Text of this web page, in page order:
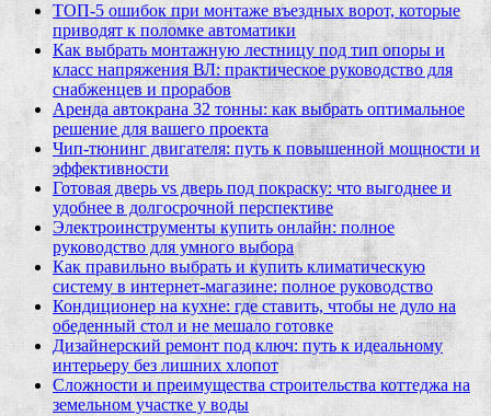
ТОП-5 ошибок при монтаже въездных ворот, которые
приводят к поломке автоматики
Как выбрать монтажную лестницу под тип опоры и
класс напряжения ВЛ: практическое руководство для
снабженцев и прорабов
Аренда автокрана 32 тонны: как выбрать оптимальное
решение для вашего проекта
Чип‑тюнинг двигателя: путь к повышенной мощности и
эффективности
Готовая дверь vs дверь под покраску: что выгоднее и
удобнее в долгосрочной перспективе
Электроинструменты купить онлайн: полное
руководство для умного выбора
Как правильно выбрать и купить климатическую
систему в интернет‑магазине: полное руководство
Кондиционер на кухне: где ставить, чтобы не дуло на
обеденный стол и не мешало готовке
Дизайнерский ремонт под ключ: путь к идеальному
интерьеру без лишних хлопот
Сложности и преимущества строительства коттеджа на
земельном участке у воды